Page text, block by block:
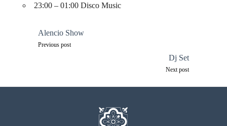
23:00 – 01:00 Disco Music
Navigazione
articoli
Alencio Show
Previous post
Dj Set
Next post